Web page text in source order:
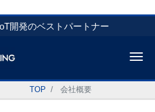
開発のベストパートナー
TOP 会社概要